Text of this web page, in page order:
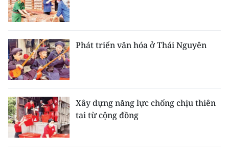
Phát triển văn hóa ở Thái Nguyên
Xây dựng năng lực chống chịu thiên
tai từ cộng đồng